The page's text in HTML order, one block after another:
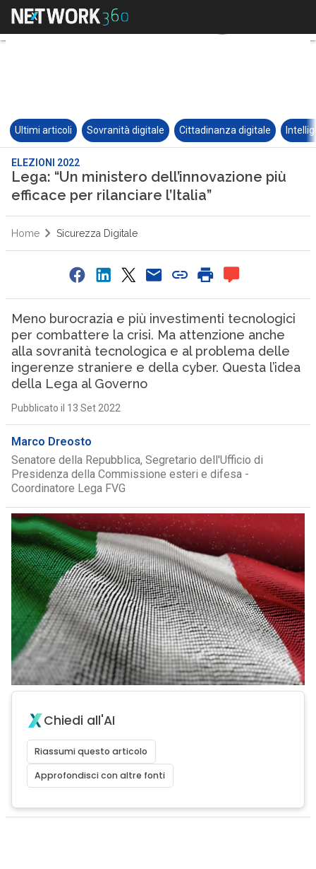
Ultimi articoli Sovranità digitale Cittadinanza digitale
ELEZIONI 2022
Lega: “Un ministero dell’innovazione più
efficace per rilanciare l’Italia”
Home Sicurezza Digitale
Meno burocrazia e più investimenti tecnologici
per combattere la crisi. Ma attenzione anche
alla sovranità tecnologica e al problema delle
ingerenze straniere e della cyber. Questa l’idea
della Lega al Governo
Pubblicato il 13 Set 2022
Marco Dreosto
Senatore della Repubblica, Segretario dell'Ufficio di
Presidenza della Commissione esteri e difesa -
Coordinatore Lega FVG
Chiedi all'AI
Riassumi questo articolo
Approfondisci con altre fonti